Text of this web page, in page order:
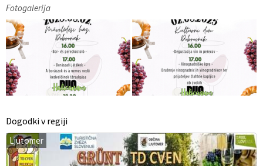
Fotogalerija
Dogodki v regiji
Ljutomer